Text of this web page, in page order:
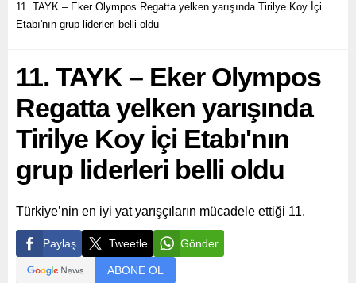
11. TAYK – Eker Olympos Regatta yelken yarışında Tirilye Koy İçi
Etabı'nın grup liderleri belli oldu
11. TAYK – Eker Olympos
Regatta yelken yarışında
Tirilye Koy İçi Etabı'nın
grup liderleri belli oldu
Türkiye’nin en iyi yat yarışçıların mücadele ettiği 11.
Paylaş Tweetle Gönder
ABONE OL